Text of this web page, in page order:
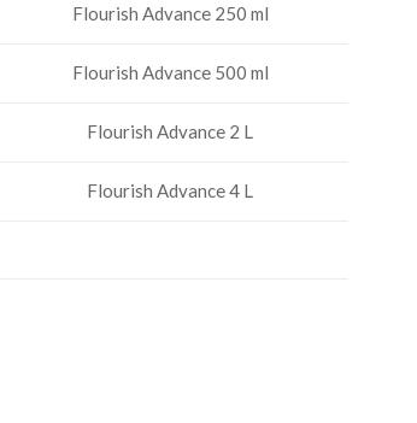
Flourish Advance 250 ml
Flourish Advance 500 ml
Flourish Advance 2 L
Flourish Advance 4 L